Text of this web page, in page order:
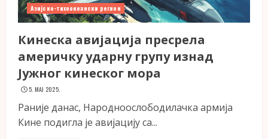
Азијско-тихоокеански регион
Кинеска авијација пресрела
америчку ударну групу изнад
Јужног кинеског мора
5. МАЈ 2025.
Раније данас, Народноослободилачка армија
Кине подигла је авијацију са...